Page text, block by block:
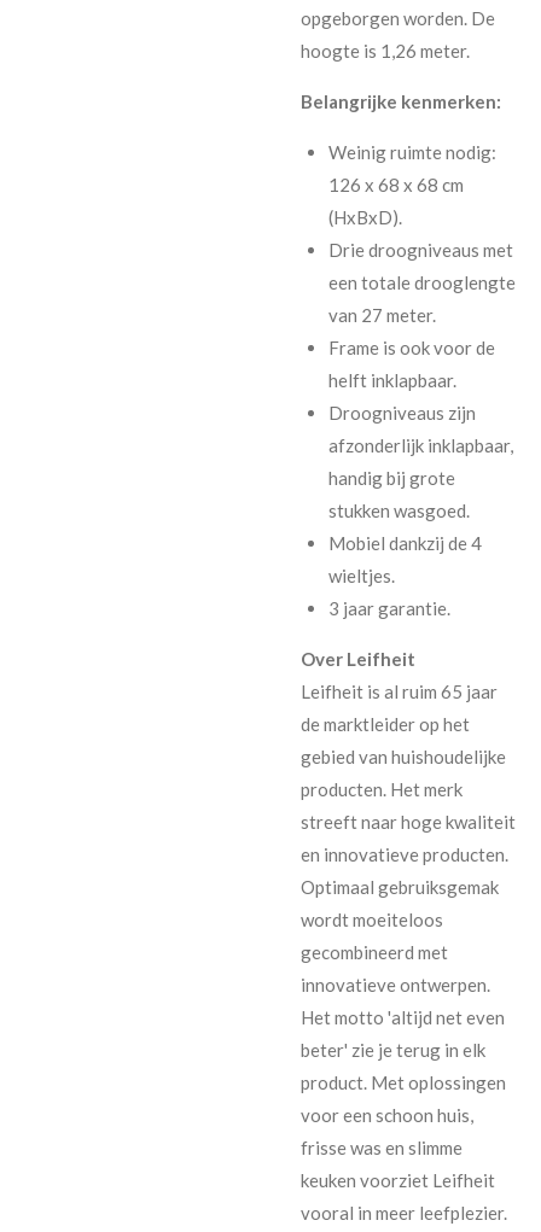
opgeborgen worden. De
hoogte is 1,26 meter.
Belangrijke kenmerken:
Weinig ruimte nodig:
126 x 68 x 68 cm
(HxBxD).
Drie droogniveaus met
een totale drooglengte
van 27 meter.
Frame is ook voor de
helft inklapbaar.
Droogniveaus zijn
afzonderlijk inklapbaar,
handig bij grote
stukken wasgoed.
Mobiel dankzij de 4
wieltjes.
3 jaar garantie.
Over Leifheit
Leifheit is al ruim 65 jaar
de marktleider op het
gebied van huishoudelijke
producten. Het merk
streeft naar hoge kwaliteit
en innovatieve producten.
Optimaal gebruiksgemak
wordt moeiteloos
gecombineerd met
innovatieve ontwerpen.
Het motto 'altijd net even
beter' zie je terug in elk
product. Met oplossingen
voor een schoon huis,
frisse was en slimme
keuken voorziet Leifheit
vooral in meer leefplezier.